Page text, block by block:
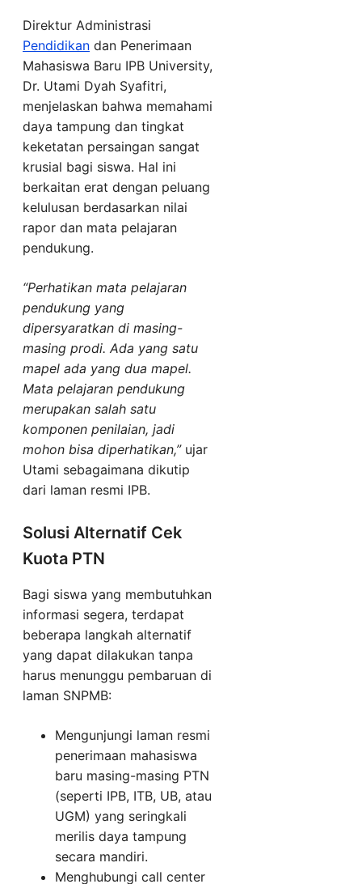
Direktur Administrasi
Pendidikan dan Penerimaan
Mahasiswa Baru IPB University,
Dr. Utami Dyah Syafitri,
menjelaskan bahwa memahami
daya tampung dan tingkat
keketatan persaingan sangat
krusial bagi siswa. Hal ini
berkaitan erat dengan peluang
kelulusan berdasarkan nilai
rapor dan mata pelajaran
pendukung.
“Perhatikan mata pelajaran
pendukung yang
dipersyaratkan di masing-
masing prodi. Ada yang satu
mapel ada yang dua mapel.
Mata pelajaran pendukung
merupakan salah satu
komponen penilaian, jadi
mohon bisa diperhatikan,”ujar
Utami sebagaimana dikutip
dari laman resmi IPB.
Solusi Alternatif Cek
Kuota PTN
Bagi siswa yang membutuhkan
informasi segera, terdapat
beberapa langkah alternatif
yang dapat dilakukan tanpa
harus menunggu pembaruan di
laman SNPMB:
Mengunjungi laman resmi
penerimaan mahasiswa
baru masing-masing PTN
(seperti IPB, ITB, UB, atau
UGM) yang seringkali
merilis daya tampung
secara mandiri.
Menghubungi call center